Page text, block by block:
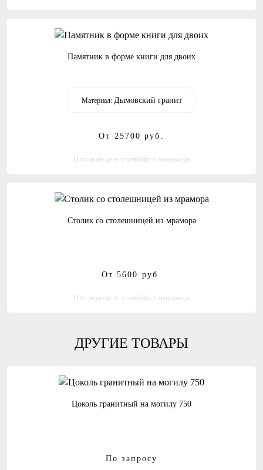
Памятник в форме книги для двоих
Материал: Дымовский гранит
От 25700 руб.
Итоговую цену уточняйте у менеджера
Столик со столешницей из мрамора
От 5600 руб.
Итоговую цену уточняйте у менеджера
ДРУГИЕ ТОВАРЫ
Цоколь гранитный на могилу 750
По запросу